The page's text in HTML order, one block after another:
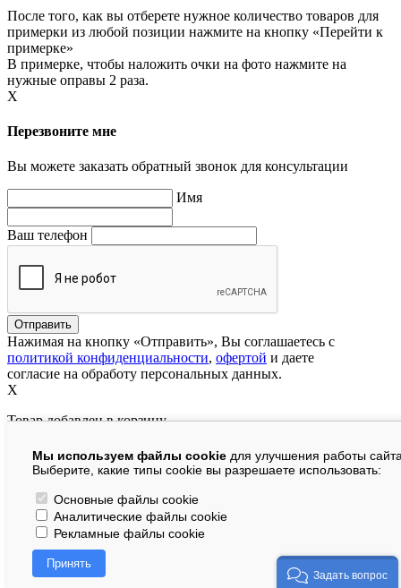
Мы используем файлы cookie для улучшения работы
Выберите, какие типы cookie вы разрешаете использовать:
Основные файлы cookie
Аналитические файлы cookie
Рекламные файлы cookie
Принять
После того, как вы отберете нужное количество товаров для
примерки из любой позиции нажмите на кнопку «Перейти к
примерке»
В примерке, чтобы наложить очки на фото нажмите на
нужные оправы 2 раза.
X
Перезвоните мне
Вы можете заказать обратный звонок для консультации
Имя
Ваш телефон
Нажимая на кнопку «Отправить», Вы соглашаетесь с
политикой конфиденциальности, офертой и даете
согласие на обработу персональных данных.
X
Товар добавлен в корзину
В корзине:шт.
На сумму:руб.
Перейти в корзину
Продолжить покупки
Задать вопрос